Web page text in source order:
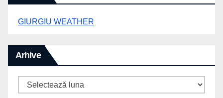
GIURGIU WEATHER
Arhive
Arhive